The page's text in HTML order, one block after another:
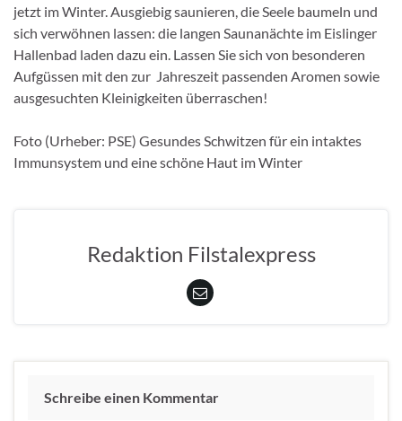
jetzt im Winter. Ausgiebig saunieren, die Seele baumeln und
sich verwöhnen lassen: die langen Saunanächte im Eislinger
Hallenbad laden dazu ein. Lassen Sie sich von besonderen
Aufgüssen mit den zur Jahreszeit passenden Aromen sowie
ausgesuchten Kleinigkeiten überraschen!
Foto (Urheber: PSE) Gesundes Schwitzen für ein intaktes
Immunsystem und eine schöne Haut im Winter
Redaktion Filstalexpress
Schreibe einen Kommentar